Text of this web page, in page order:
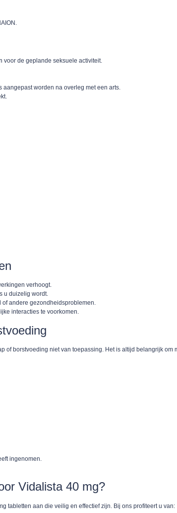
voor de geplande seksuele activiteit.
worden na overleg met een arts.
verhoogt.
u duizelig wordt.
andere gezondheidsproblemen.
interacties te voorkomen.
borstvoeding niet van toepassing. Het is altijd belangrijk
ingenomen.
Vidalista 40 mg?
tabletten aan die veilig en effectief zijn. Bij ons profiteert u van: